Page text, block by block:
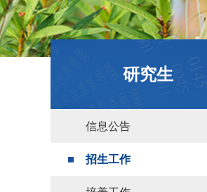
行政团队
研究生
信息公告
招生工作